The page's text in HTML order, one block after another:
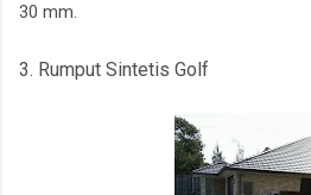
30 mm.
3. Rumput Sintetis Golf